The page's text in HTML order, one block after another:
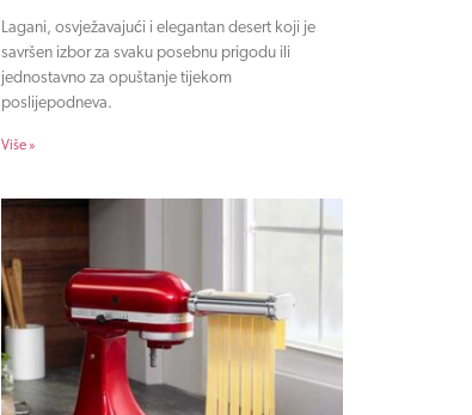
Lagani, osvježavajući i elegantan desert koji je
savršen izbor za svaku posebnu prigodu ili
jednostavno za opuštanje tijekom
poslijepodneva.
Više »